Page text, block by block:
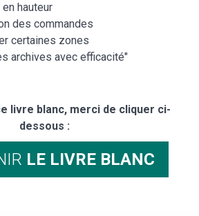
en hauteur
des commandes
certaines zones
archives avec efficacité"
livre blanc, merci de cliquer ci-
dessous :
LE LIVRE BLANC